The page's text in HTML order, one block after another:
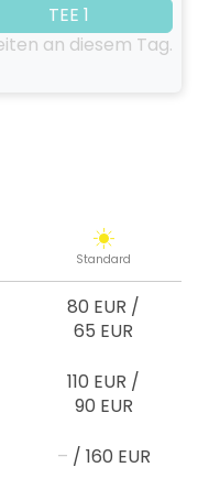
TEE 1
an diesem Tag.
Standard
80 EUR /
65 EUR
110 EUR /
90 EUR
– / 160 EUR